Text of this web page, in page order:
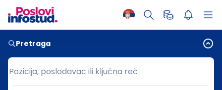
Pretraga
Pozicija, poslodavac ili ključna reč
Pozicija, poslodavac ili ključna reč